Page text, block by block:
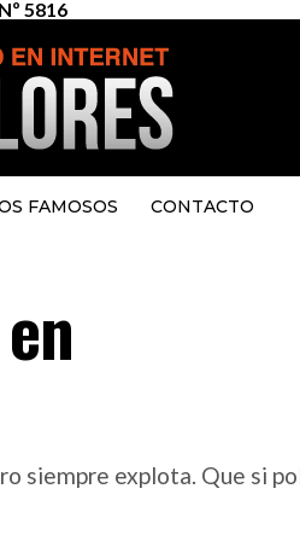
5816
FAMOSOS CONTACTO
siempre explota. Que si